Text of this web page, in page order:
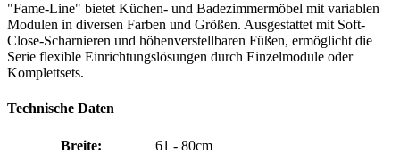
"Fame-Line" bietet Küchen- und Badezimmermöbel mit variablen
Modulen in diversen Farben und Größen. Ausgestattet mit Soft-
Close-Scharnieren und höhenverstellbaren Füßen, ermöglicht die
Serie flexible Einrichtungslösungen durch Einzelmodule oder
Komplettsets.
Technische Daten
Breite:
61 - 80cm